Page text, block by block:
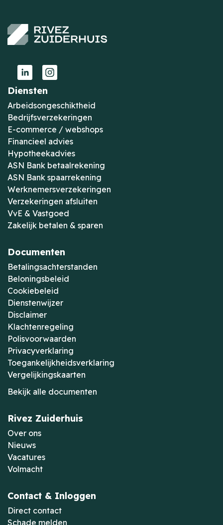
Diensten
Arbeidsongeschiktheid
Bedrijfsverzekeringen
E-commerce / webshops
Financieel advies
Hypotheekadvies
ASN Bank betaalrekening
ASN Bank spaarrekening
Werknemersverzekeringen
Verzekeringen afsluiten
VvE & Vastgoed
Zakelijk betalen & sparen
Documenten
Betalingsachterstanden
Beloningsbeleid
Cookiebeleid
Dienstenwijzer
Disclaimer
Klachtenregeling
Polisvoorwaarden
Privacyverklaring
Toegankelijkheidsverklaring
Vergelijkingskaarten
Bekijk alle documenten
Rivez Zuiderhuis
Over ons
Nieuws
Vacatures
Volmacht
Contact & Inloggen
Direct contact
Schade melden